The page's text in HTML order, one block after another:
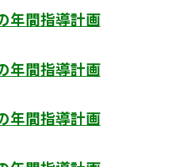
年間指導計画
年間指導計画
年間指導計画